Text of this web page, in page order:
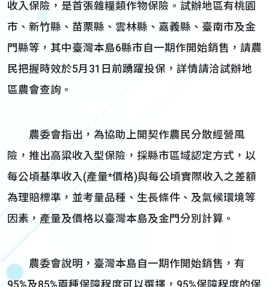
收入保險，是首張雜糧類作物保險。試辦地區有桃園
市、新竹縣、苗栗縣、雲林縣、嘉義縣、臺南市及金
門縣等，其中臺灣本島6縣市自一期作開始銷售，請農
民把握時效於5月31日前踴躍投保，詳情請洽試辦地
區農會查詢。
農委會指出，為協助上開契作農民分散經營風
險，推出高粱收入型保險，採縣市區域認定方式，以
每公頃基準收入(產量*價格)與每公頃實際收入之差額
為理賠標準，並考量品種、生長條件、及氣候環境等
因素，產量及價格以臺灣本島及金門分別計算。
農委會說明，臺灣本島自一期作開始銷售，有
95%及85%兩種保障程度可以選擇，95%保障程度的保